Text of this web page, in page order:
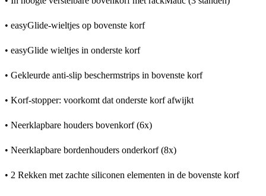
• easyGlide-wieltjes op bovenste korf
• easyGlide wieltjes in onderste korf
• Gekleurde anti-slip beschermstrips in bovenste korf
• Korf-stopper: voorkomt dat onderste korf afwijkt
• Neerklapbare houders bovenkorf (6x)
• Neerklapbare bordenhouders onderkorf (8x)
• 2 Rekken met zachte siliconen elementen in de bovenste korf